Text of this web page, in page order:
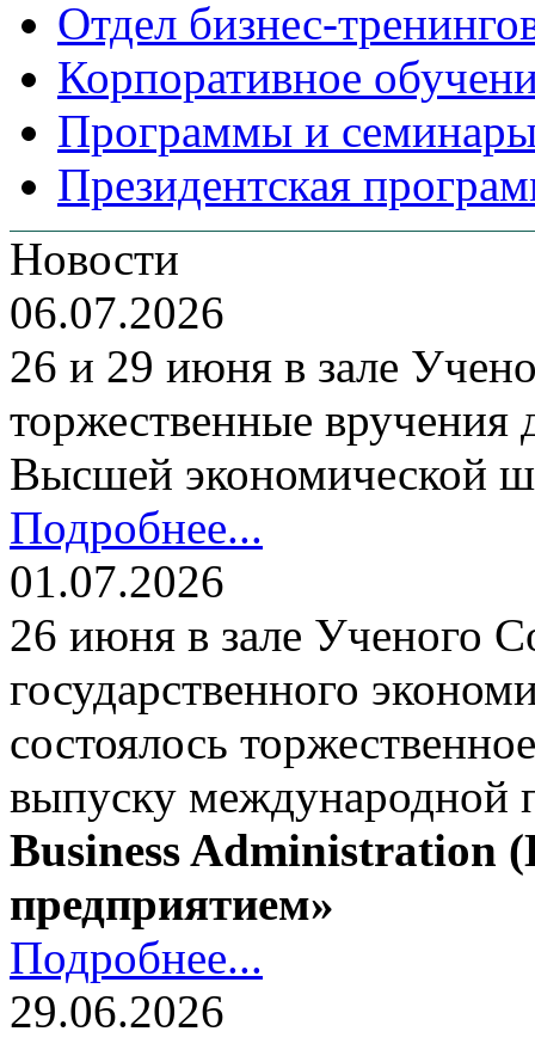
Отдел бизнес-
Корпоративное
Программы и
Президентская
Новости
06.07.2026
26 и 29 июня в зале
торжественные
Высшей экономической
Подробнее...
01.07.2026
26 июня в зале Ученого
государственного
состоялось
выпуску
Business Administration
предприятием»
Подробнее...
29.06.2026